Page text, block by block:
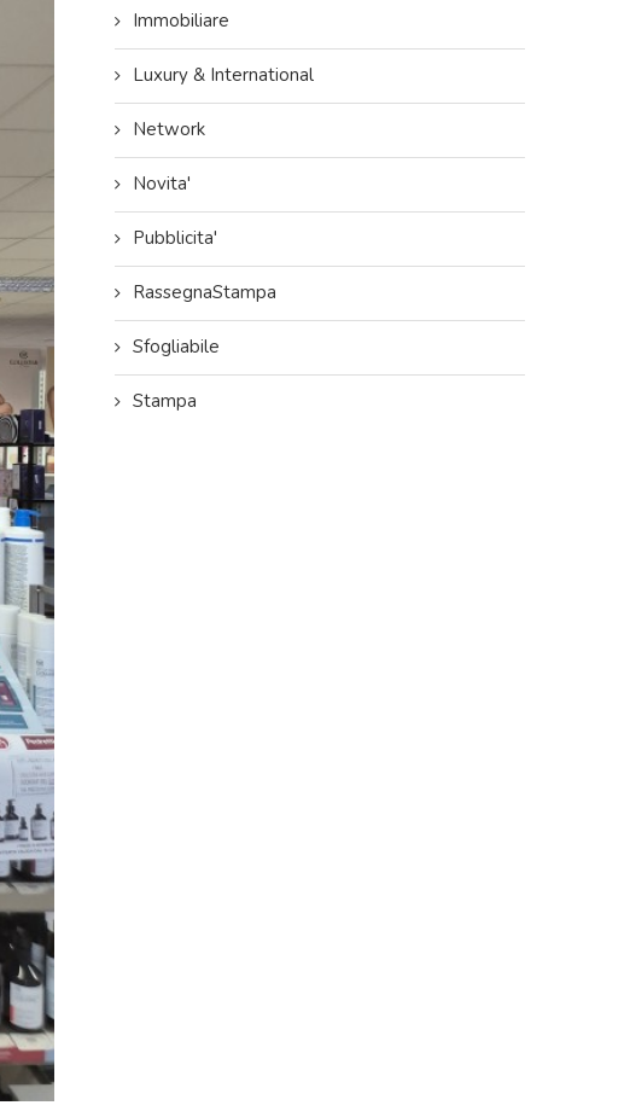
Immobiliare
Luxury & International
Network
Novita'
Pubblicita'
RassegnaStampa
Sfogliabile
Stampa